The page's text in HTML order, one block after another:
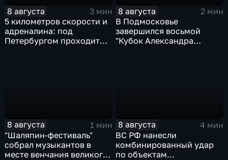
8 августа
3 мин
5 километров скорости и
адреналина: под
Петербургом проходит
8 августа
2 мин
В Подмосковье
завершился восьмой
"Кубок Александра
8 августа
1 мин
"Шаляпин‑фестиваль"
собрал музыкантов в
месте венчания великого
8 августа
4 мин
ВС РФ нанесли
комбинированный удар
по объектам